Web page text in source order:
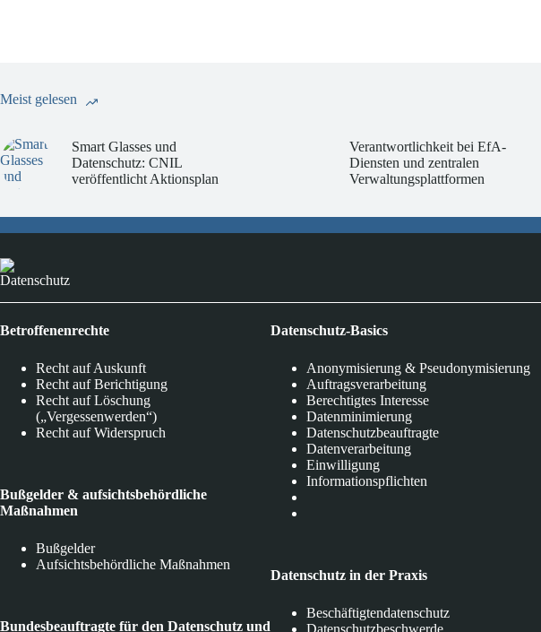
Meist gelesen
Smart Glasses und
Datenschutz: CNIL
veröffentlicht Aktionsplan
Verantwortlichkeit bei EfA-
Diensten und zentralen
Verwaltungsplattformen
Datenschutz
Betroffenenrechte
Recht auf Auskunft
Recht auf Berichtigung
Recht auf Löschung
(„Vergessenwerden“)
Recht auf Widerspruch
Bußgelder & aufsichtsbehördliche
Maßnahmen
Bußgelder
Aufsichtsbehördliche Maßnahmen
Bundesbeauftragte für den Datenschutz und
Datenschutz-Basics
Anonymisierung & Pseudonymisierung
Auftragsverarbeitung
Berechtigtes Interesse
Datenminimierung
Datenschutzbeauftragte
Datenverarbeitung
Einwilligung
Informationspflichten
Datenschutz in der Praxis
Beschäftigtendatenschutz